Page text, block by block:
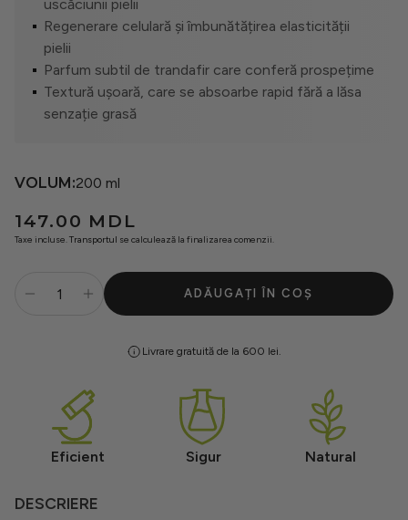
Oferte
uscăciunii pielii
Regenerare celulară și îmbunătățirea elasticității
pielii
Parfum subtil de trandafir care conferă prospețime
Textură ușoară, care se absoarbe rapid fără a lăsa
senzație grasă
VOLUM:200 ml
Preț
obișnuit
147.00 MDL
Taxe incluse.Transportul se calculează la finalizarea comenzii.
ADĂUGAȚI ÎN COȘ
Livrare gratuită de la 600 lei.
Eficient Sigur Natural
DESCRIERE